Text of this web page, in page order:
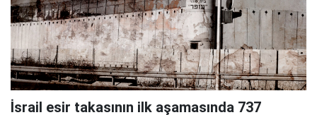
İsrail esir takasının ilk aşamasında 737